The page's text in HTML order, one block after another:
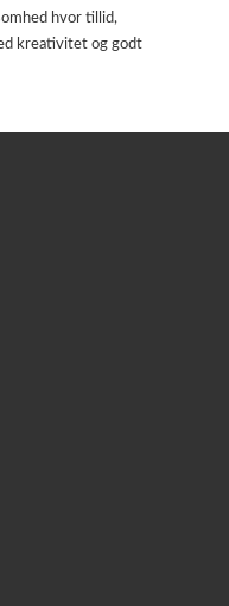
hvor tillid,
kreativitet og godt